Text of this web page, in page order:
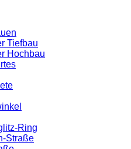
Tiefbau
Hochbau
Ring
Straße